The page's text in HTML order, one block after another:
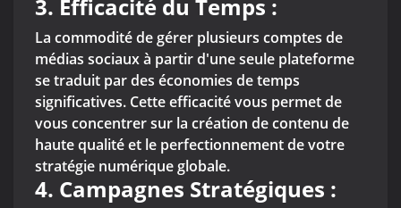
3. Efficacité du Temps :
La commodité de gérer plusieurs comptes de
médias sociaux à partir d'une seule plateforme
se traduit par des économies de temps
significatives. Cette efficacité vous permet de
vous concentrer sur la création de contenu de
haute qualité et le perfectionnement de votre
stratégie numérique globale.
4. Campagnes Stratégiques :